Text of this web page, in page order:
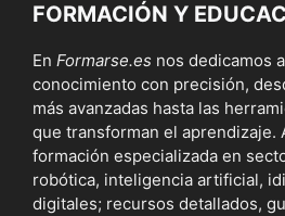
FORMACIÓN Y
En Formarse.es nos dedicamos
conocimiento con precisión,
más avanzadas hasta las
que transforman el aprendizaje.
formación especializada en
robótica, inteligencia artificial,
digitales; recursos detallados,